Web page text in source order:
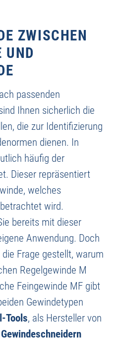
ZWISCHEN
UND
passenden
Ihnen sicherlich die
die zur Identifizierung
dienen. In
häufig der
Dieser repräsentiert
welches
wird.
bereits mit dieser
Anwendung. Doch
Frage gestellt, warum
Regelgewinde M
Feingewinde MF gibt
Gewindetypen
Tools, als Hersteller von
Gewindeschneidern